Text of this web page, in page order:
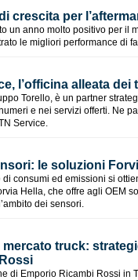
crescita per
un anno molto positivo per il
le migliori performance di
l’officina alleata
Torello, è un partner
e nei servizi offerti. Ne
Service.
le soluzioni
di consumi ed emissioni si
Hella, che offre agli OEM
dei sensori.
mercato truck:
di Emporio Ricambi Rossi